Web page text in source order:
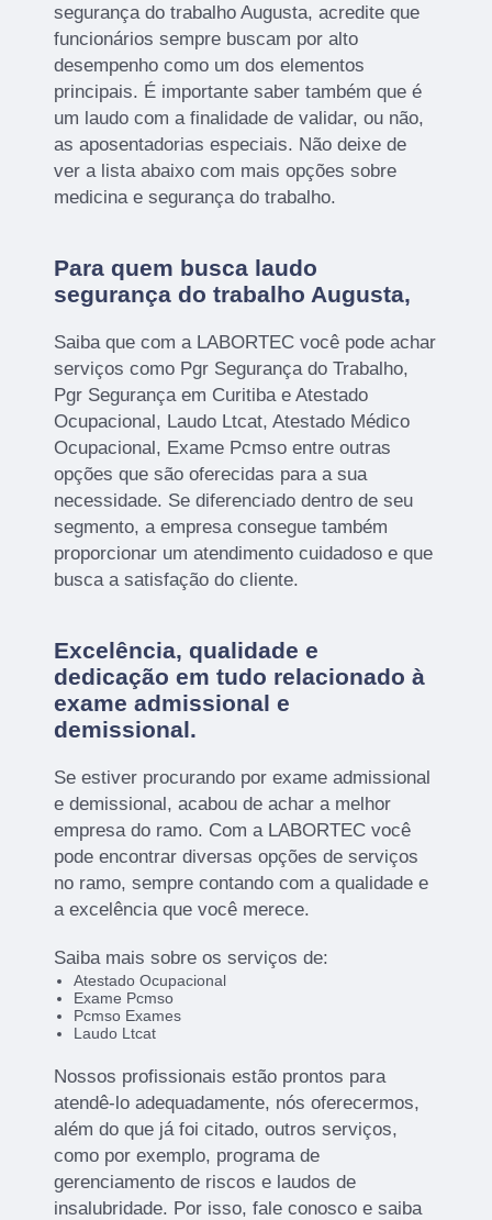
segurança do trabalho Augusta, acredite que
funcionários sempre buscam por alto
desempenho como um dos elementos
principais. É importante saber também que é
um laudo com a finalidade de validar, ou não,
as aposentadorias especiais. Não deixe de
ver a lista abaixo com mais opções sobre
medicina e segurança do trabalho.
Para quem busca laudo
segurança do trabalho Augusta,
Saiba que com a LABORTEC você pode achar
serviços como Pgr Segurança do Trabalho,
Pgr Segurança em Curitiba e Atestado
Ocupacional, Laudo Ltcat, Atestado Médico
Ocupacional, Exame Pcmso entre outras
opções que são oferecidas para a sua
necessidade. Se diferenciado dentro de seu
segmento, a empresa consegue também
proporcionar um atendimento cuidadoso e que
busca a satisfação do cliente.
Excelência, qualidade e
dedicação em tudo relacionado à
exame admissional e
demissional.
Se estiver procurando por exame admissional
e demissional, acabou de achar a melhor
empresa do ramo. Com a LABORTEC você
pode encontrar diversas opções de serviços
no ramo, sempre contando com a qualidade e
a excelência que você merece.
Saiba mais sobre os serviços de:
Atestado Ocupacional
Exame Pcmso
Pcmso Exames
Laudo Ltcat
Nossos profissionais estão prontos para
atendê-lo adequadamente, nós oferecermos,
além do que já foi citado, outros serviços,
como por exemplo, programa de
gerenciamento de riscos e laudos de
insalubridade. Por isso, fale conosco e saiba